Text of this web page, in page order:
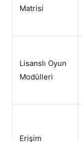
Matrisi
Lisanslı Oyun
Modülleri
Erişim